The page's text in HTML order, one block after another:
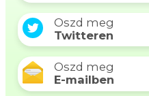
Oszd meg
Twitteren
Oszd meg
E-mailben